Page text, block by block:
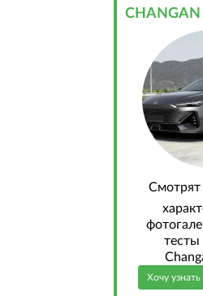
CHANGAN
Cмотрят
тесты
Хочу